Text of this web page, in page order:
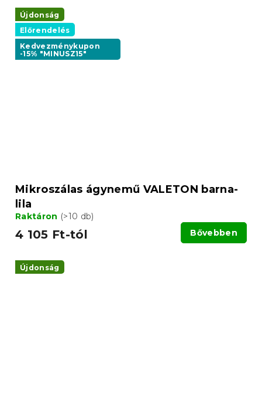
Újdonság
Előrendelés
Kedvezménykupon
-15% "MINUSZ15"
Mikroszálas ágynemű VALETON barna-
lila
Raktáron (>10 db)
4 105 Ft-tól Bővebben
Újdonság